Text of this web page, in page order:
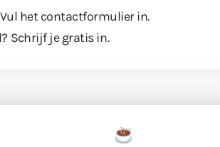
het contactformulierin.
Schrijf je gratis in.